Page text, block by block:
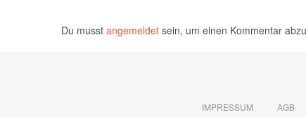
Du musst angemeldet sein, um einen Kommentar
IMPRESSUM AGB